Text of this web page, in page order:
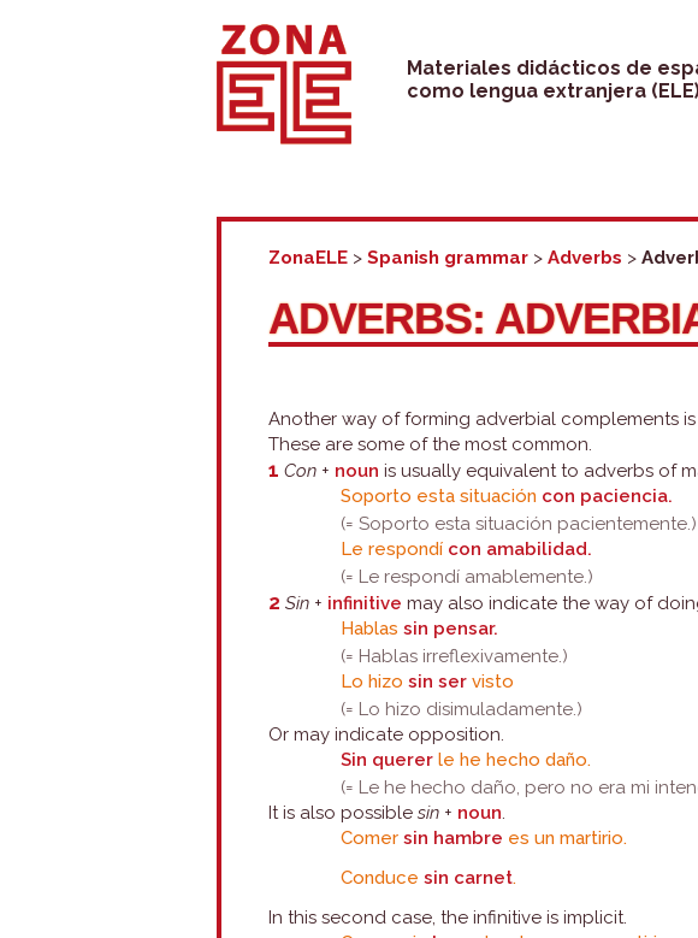
Skip
content
Materiales didácticos de
como lengua extranjera
ZonaELE >Spanish grammar >Adverbs >
ADVERBS:
Another way of forming adverbial complements
These are some of the most common.
1 Con + noun is usually equivalent to adverbs of
Soporto esta situación con paciencia.
(= Soporto esta situación pacientemente.)
Le respondí con amabilidad.
(= Le respondí amablemente.)
2 Sin + infinitive may also indicate the way of
Hablassin pensar.
(= Hablas irreflexivamente.)
Lo hizosin servisto
(= Lo hizo disimuladamente.)
Or may indicate opposition.
Sin querer le he hecho daño.
(= Le he hecho daño, pero no era mi
It is also possiblesin + noun.
Comersin hambre es un martirio.
Conducesin carnet.
In this second case, the infinitive is implicit.